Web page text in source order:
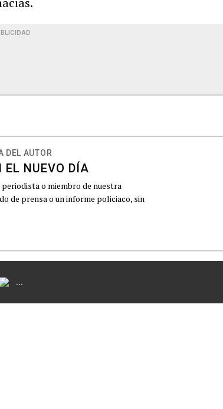
DEL AUTOR
EL NUEVO DÍA
o miembro de nuestra
de prensa o un informe policiaco, sin
...